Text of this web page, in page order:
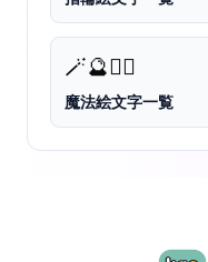
🪄🔮🧙‍♀️
魔法絵文字一覧